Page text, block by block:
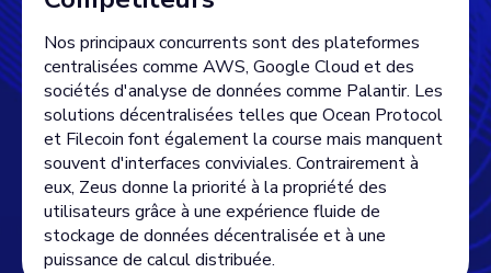
Nos principaux concurrents sont des plateformes
centralisées comme AWS, Google Cloud et des
sociétés d'analyse de données comme Palantir. Les
solutions décentralisées telles que Ocean Protocol
et Filecoin font également la course mais manquent
souvent d'interfaces conviviales. Contrairement à
eux, Zeus donne la priorité à la propriété des
utilisateurs grâce à une expérience fluide de
stockage de données décentralisée et à une
puissance de calcul distribuée.